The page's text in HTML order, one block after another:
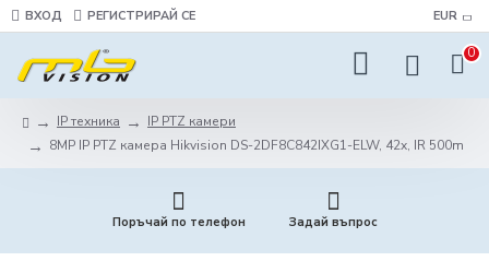
ВХОД РЕГИСТРИРАЙ СЕ EUR
0
IP техника
IP PTZ камери
8MP IP PTZ камера Hikvision DS-2DF8C842IXG1-ELW, 42x, IR 500m
Поръчай по телефон Задай въпрос